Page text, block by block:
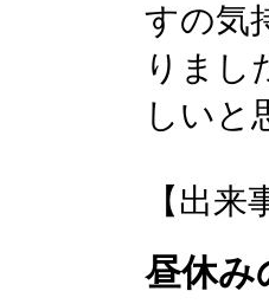
すの気
りまし
しいと
【出来
昼休み